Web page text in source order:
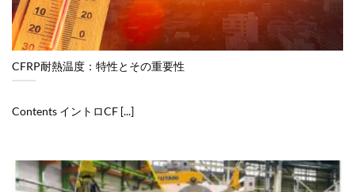
CFRP耐熱温度：特性とその重要性
Contents イントロCF [...]